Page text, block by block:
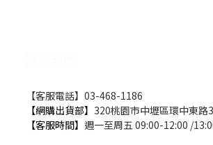
【客服電話】03-468-1186
【網購出貨部】 320桃園市中壢區環中東路
【客服時間】 週一至周五 09:00-12:00 /